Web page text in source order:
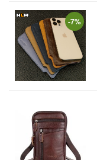
-7%